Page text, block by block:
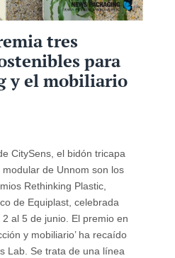
tres
para
y el mobiliario
CitySens, el bidón tricapa
de Unnom son los
Rethinking Plastic,
de Equiplast, celebrada
al 5 de junio. El premio en
y mobiliario’ ha recaído
Lab. Se trata de una línea